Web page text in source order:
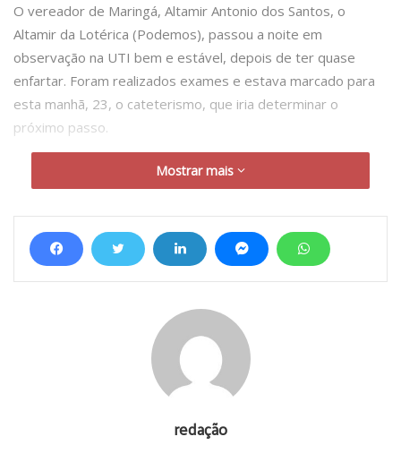
O vereador de Maringá, Altamir Antonio dos Santos, o
Altamir da Lotérica (Podemos), passou a noite em
observação na UTI bem e estável, depois de ter quase
enfartar. Foram realizados exames e estava marcado para
esta manhã, 23, o cateterismo, que iria determinar o
próximo passo.
Mostrar mais
redação